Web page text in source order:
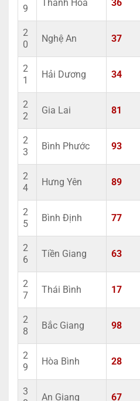
9
Thanh Hóa 36
2
0
Nghệ An 37
2
1
Hải Dương 34
2
2
Gia Lai 81
2
3
Bình Phước 93
2
4
Hưng Yên 89
2
5
Bình Định 77
2
6
Tiền Giang 63
2
7
Thái Bình 17
2
8
Bắc Giang 98
2
9
Hòa Bình 28
3
An Giang 67